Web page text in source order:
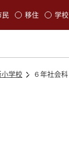
発生します
民 移住 学校
小学校 ６年社会科